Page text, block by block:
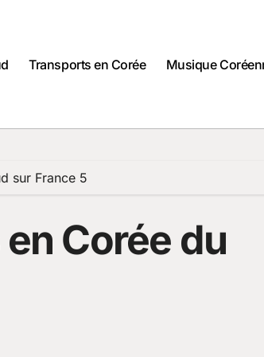
Transports en Corée Musique
sur France 5
Corée du